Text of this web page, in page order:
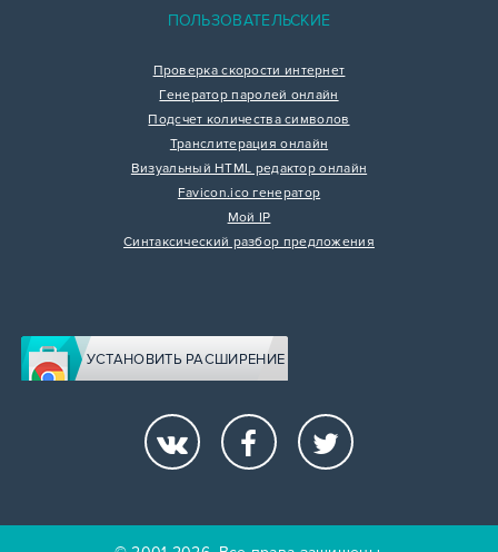
ПОЛЬЗОВАТЕЛЬСКИЕ
Проверка скорости интернет
Генератор паролей онлайн
Подсчет количества символов
Транслитерация онлайн
Визуальный HTML редактор онлайн
Favicon.ico генератор
Мой IP
Синтаксический разбор предложения
УСТАНОВИТЬ РАСШИРЕНИЕ